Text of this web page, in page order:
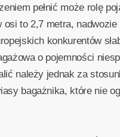
pełnić może rolę
osi to 2,7 metra,
konkurentów
o pojemności
należy jednak za
bagażnika, które nie